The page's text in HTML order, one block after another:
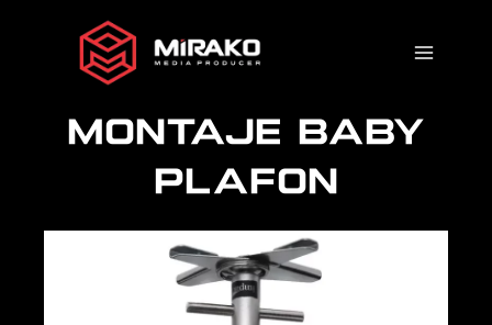
MONTAJE BABY
PLAFON